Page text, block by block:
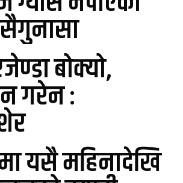
बोक्यो,
गरेन :
यसै महिनादेखि